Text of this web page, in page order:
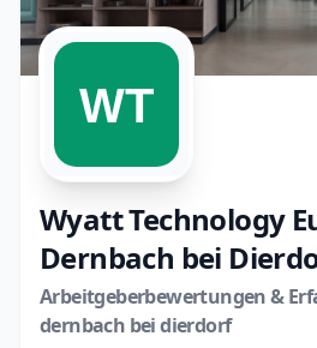
Wyatt Technology
Dernbach bei
Arbeitgeberbewertungen &
dernbach bei dierdorf